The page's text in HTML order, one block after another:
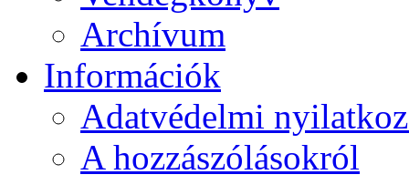
Archívum
Információk
Adatvédelmi
A hozzászólásokról